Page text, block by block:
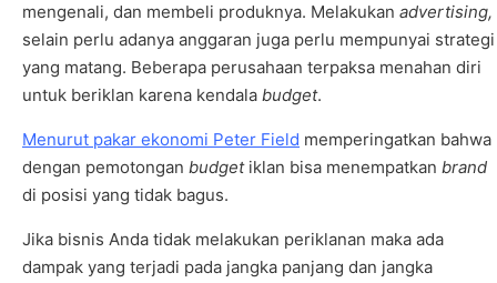
mengenali, dan membeli produknya. Melakukan advertising,
selain perlu adanya anggaran juga perlu mempunyai strategi
yang matang. Beberapa perusahaan terpaksa menahan diri
untuk beriklan karena kendala budget.
Menurut pakar ekonomi Peter Field memperingatkan bahwa
dengan pemotongan budgetiklan bisa menempatkan brand
di posisi yang tidak bagus.
Jika bisnis Anda tidak melakukan periklanan maka ada
dampak yang terjadi pada jangka panjang dan jangka